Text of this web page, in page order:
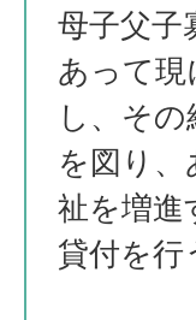
母子父子
あって
し、そ
を図り
祉を増進
貸付を行